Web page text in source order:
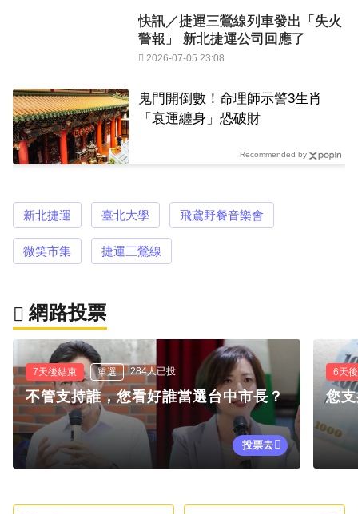
快訊／捷運三鶯線列車發出「失火
警報」 新北捷運公司回應了
2026-07-05 23:08
鬼門開倒數！命理師示警3生肖
「衰運纏身」恐破財
Recommended by
新北捷運 臺北大學 飛鳶野餐音樂會
微笑市集 捷運三鶯線
網路投票
7天後結束 單選 284人已投
不管支持誰，您看好誰當選台中市長？
投票去
6天
您